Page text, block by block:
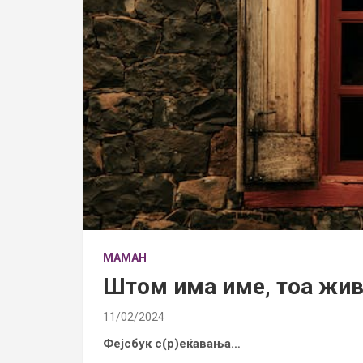
МАМАН
Штом има име, тоа
11/02/2024
Фејсбук с(р)еќавања…